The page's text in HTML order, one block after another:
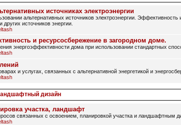
источниках электроэнергии
альтернативных источников электроэнергии. Эффективность
других источников энергии.
и ресурсосбережение в загородном доме.
энергоэффективности дома при использовании стандартных
и услугах, связанных с альтернативной энергетикой и
дизайн
участка, ландшафт
связанных с освоением, планировкой участка и ландшафтным